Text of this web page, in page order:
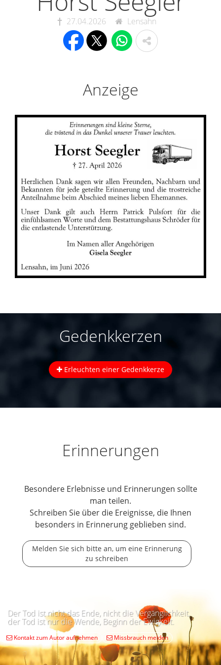
27.04.2026 Lensahn
Anzeige
Gedenkkerzen
Erleuchten einer Gedenkkerze
Erinnerungen
Besondere Erlebnisse und Erinnerungen sollte
man teilen.
Schreiben Sie über die Ereignisse, die Ihnen
besonders in Erinnerung geblieben sind.
Melden Sie sich bitte an, um eine Erinnerung
zu schreiben
Der Tod ist nicht das Ende, nicht die Vergänglichkeit,
der Tod ist nur die Wende, Beginn der Ewigkeit.
Kontakt zum Autor aufnehmen Missbrauch melden